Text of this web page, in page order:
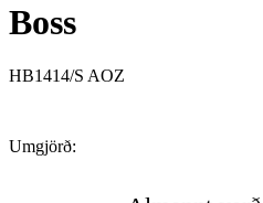
Boss
HB1414/S AOZ
Umgjörð: